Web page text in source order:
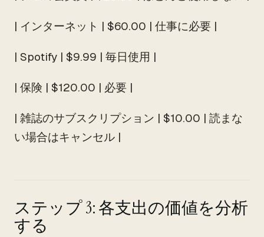
| インターネット | $60.00 | 仕事に必要 |
| Spotify | $9.99 | 毎日使用 |
| 保険 | $120.00 | 必要 |
| 雑誌のサブスクリプション | $10.00 | 読まな
い場合はキャンセル |
ステップ 3: 各支出の価値を分析
する